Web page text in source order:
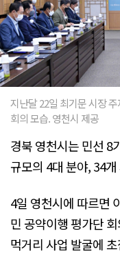
지난달 22일 최기문 시장
회의 모습. 영천시 제공
경북 영천시는 민선 8
규모의 4대 분야, 34
4일 영천시에 따르면
민 공약이행 평가단
먹거리 사업 발굴에